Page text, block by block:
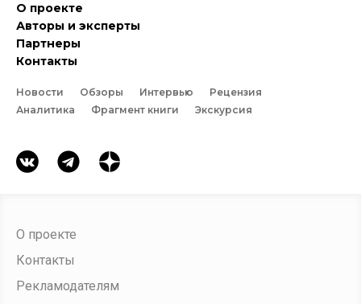
О проекте
Авторы и эксперты
Партнеры
Контакты
Новости Обзоры Интервью
Рецензия
Аналитика
Фрагмент книги Экскурсия
О проекте
Контакты
Рекламодателям